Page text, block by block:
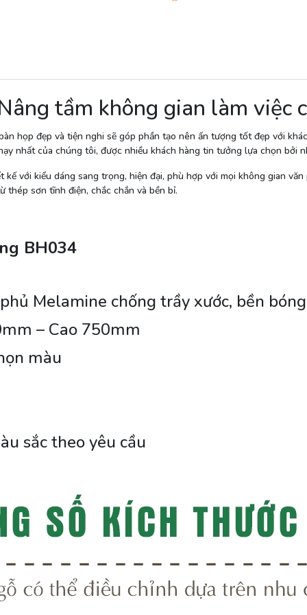
tầm không gian làm việc
họp đẹp và tiện nghi sẽ góp phần tạo nên ấn tượng tốt đẹp với
nhất của chúng tôi, được nhiều khách hàng tin tưởng lựa chọn bởi
với kiểu dáng sang trọng, hiện đại, phù hợp với mọi không gian
thép sơn tĩnh điện, chắc chắn và bền bỉ.
BH034
Melamine chống trầy xước, bền bóng
– Cao 750mm
màu
sắc theo yêu cầu